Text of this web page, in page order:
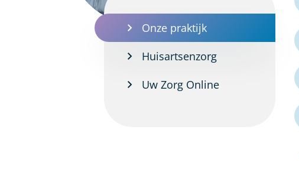
Onze praktijk
Huisartsenzorg
Uw Zorg Online